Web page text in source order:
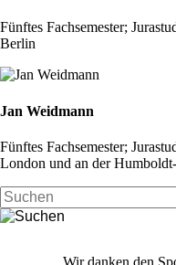
Fünftes Fachsemester;
Berlin
Jan Weidmann
Fünftes Fachsemester;
London und an der
Wir danken den